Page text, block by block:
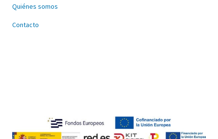
Quiénes somos
Contacto